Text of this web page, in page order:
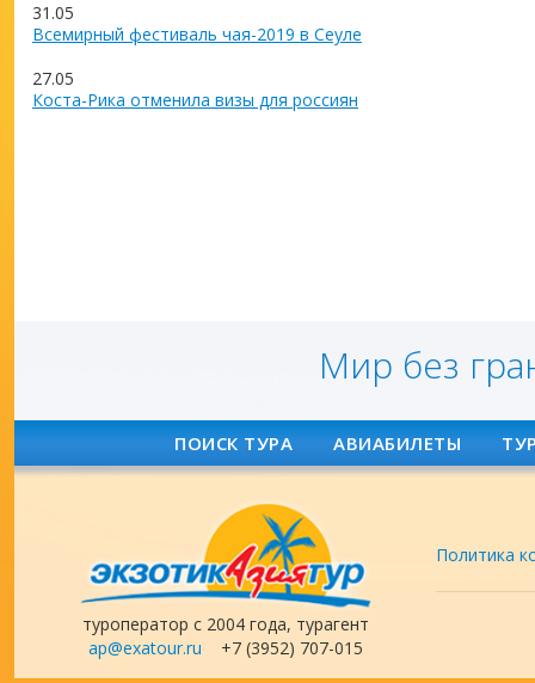
31.05
Всемирный фестиваль чая-2019 в Сеуле
27.05
Коста-Рика отменила визы для россиян
Мир без
ПОИСК ТУРА АВИАБИЛЕТЫ
туроператор с 2004 года, турагент
ap@exatour.ru +7 (3952) 707-015
Политика